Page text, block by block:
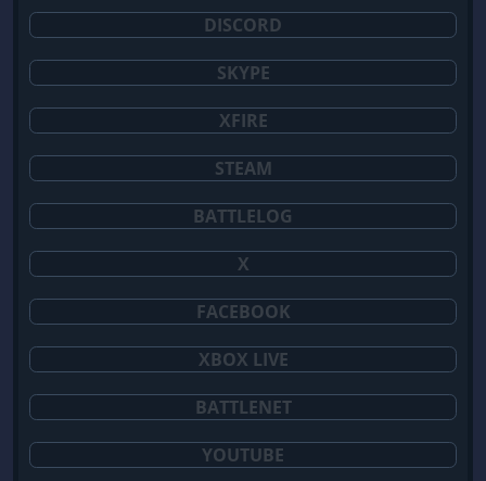
DISCORD
SKYPE
XFIRE
STEAM
BATTLELOG
X
FACEBOOK
XBOX LIVE
BATTLENET
YOUTUBE